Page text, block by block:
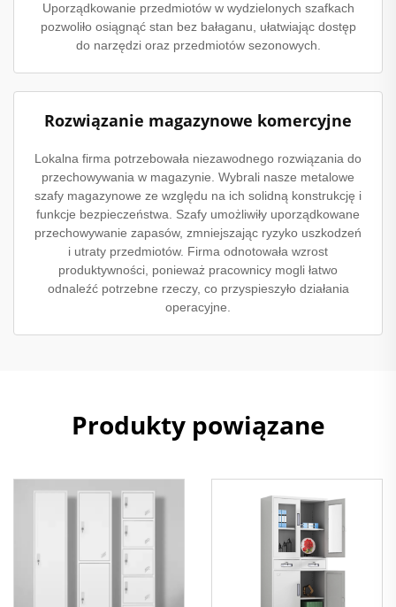
Uporządkowanie przedmiotów w wydzielonych szafkach
pozwoliło osiągnąć stan bez bałaganu, ułatwiając dostęp
do narzędzi oraz przedmiotów sezonowych.
Rozwiązanie magazynowe komercyjne
Lokalna firma potrzebowała niezawodnego rozwiązania do
przechowywania w magazynie. Wybrali nasze metalowe
szafy magazynowe ze względu na ich solidną konstrukcję i
funkcje bezpieczeństwa. Szafy umożliwiły uporządkowane
przechowywanie zapasów, zmniejszając ryzyko uszkodzeń
i utraty przedmiotów. Firma odnotowała wzrost
produktywności, ponieważ pracownicy mogli łatwo
odnaleźć potrzebne rzeczy, co przyspieszyło działania
operacyjne.
Produkty powiązane